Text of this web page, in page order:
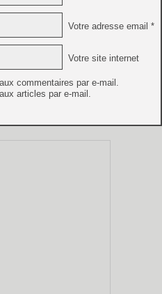
Votre adresse email *
Votre site internet
commentaires par e-mail.
articles par e-mail.